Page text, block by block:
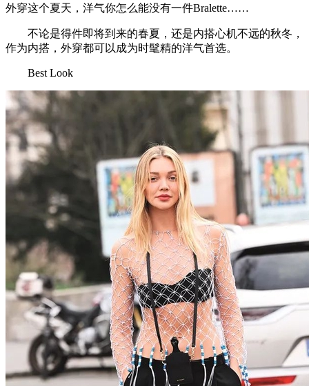
外穿这个夏天，洋气你怎么能没有一件Bralette……
不论是得件即将到来的春夏，还是内搭心机不远的秋冬，
作为内搭，外穿都可以成为时髦精的洋气首选。
Best Look